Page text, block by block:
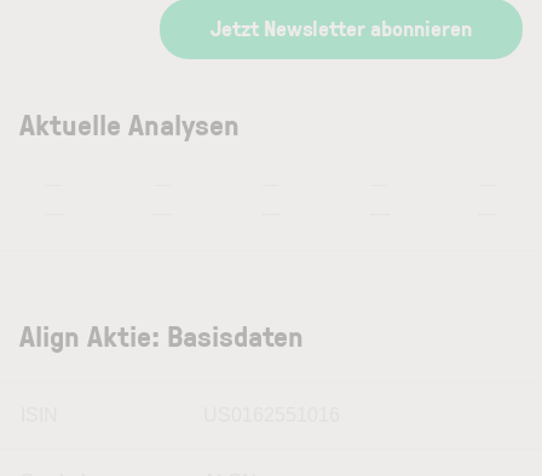
Jetzt Newsletter abonnieren
Aktuelle Analysen
Align Aktie: Basisdaten